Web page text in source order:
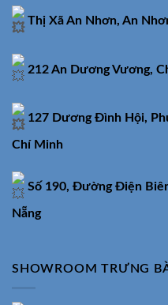
Thị Xã An Nhơn, An
212 An Dương Vương,
127 Dương Đình Hội,
Chí Minh
Số 190, Đường Điện
Nẵng
SHOWROOM TRƯNG